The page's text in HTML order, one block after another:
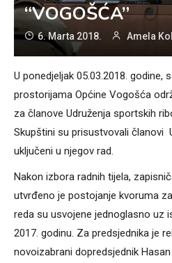
“VOGOŠĆA”
6. Marta 2018. Amela
U ponedjeljak 05.03.2018. godine,
prostorijama Općine Vogošća
za članove Udruženja sportskih
Skupštini su prisustvovali članovi
uključeni u njegov rad.
Nakon izbora radnih tijela,
utvrđeno je postojanje kvoruma
reda su usvojene jednoglasno uz
2017. godinu. Za predsjednika je
novoizabrani dopredsjednik